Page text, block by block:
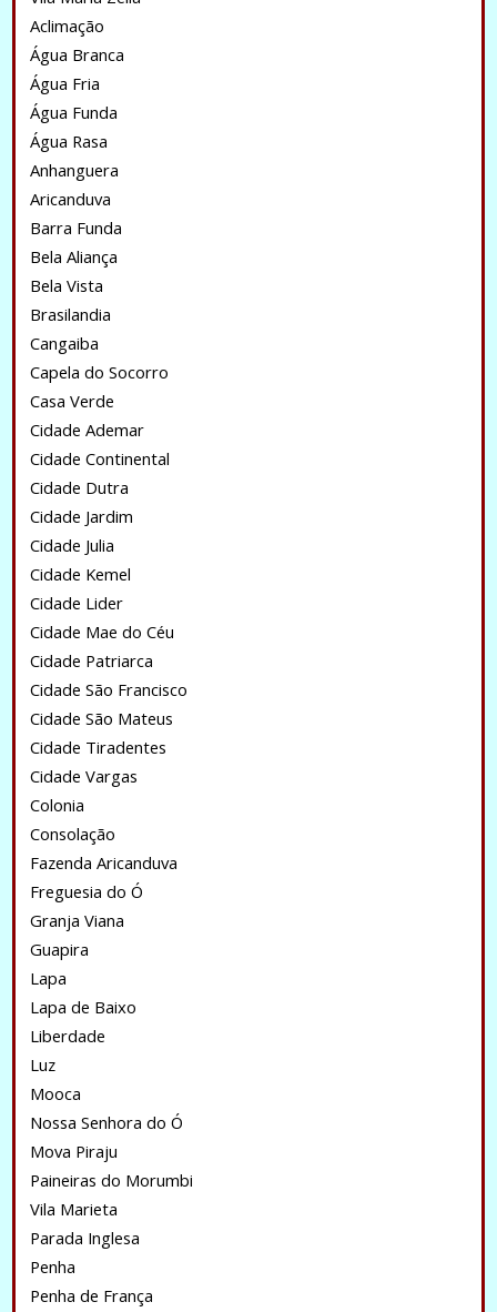
Aclimação
Água Branca
Água Fria
Água Funda
Água Rasa
Anhanguera
Aricanduva
Barra Funda
Bela Aliança
Bela Vista
Brasilandia
Cangaiba
Capela do Socorro
Casa Verde
Cidade Ademar
Cidade Continental
Cidade Dutra
Cidade Jardim
Cidade Julia
Cidade Kemel
Cidade Lider
Cidade Mae do Céu
Cidade Patriarca
Cidade São Francisco
Cidade São Mateus
Cidade Tiradentes
Cidade Vargas
Colonia
Consolação
Fazenda Aricanduva
Freguesia do Ó
Granja Viana
Guapira
Lapa
Lapa de Baixo
Liberdade
Luz
Mooca
Nossa Senhora do Ó
Mova Piraju
Paineiras do Morumbi
Vila Marieta
Parada Inglesa
Penha
Penha de França